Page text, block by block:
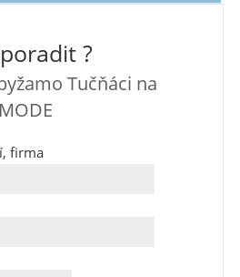
?
Tučňáci na
firma